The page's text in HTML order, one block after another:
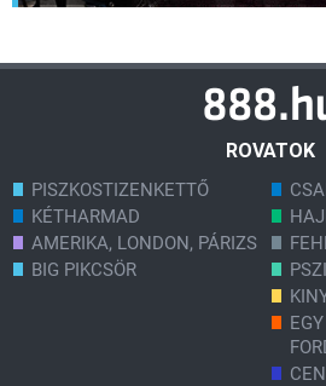
ROVATOK
PISZKOSTIZENKETTŐ
KÉTHARMAD
AMERIKA, LONDON, PÁRIZS
BIG PIKCSÖR